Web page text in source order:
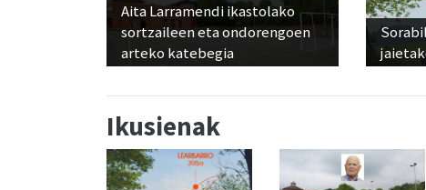
Aita Larramendi ikastolako
sortzaileen eta ondorengoen
arteko katebegia
Ikusienak